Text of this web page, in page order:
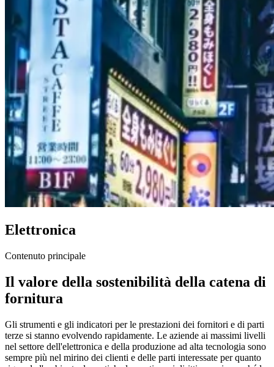
Elettronica
Contenuto principale
Il valore della sostenibilità della catena di
fornitura
Gli strumenti e gli indicatori per le prestazioni dei fornitori e di parti
terze si stanno evolvendo rapidamente. Le aziende ai massimi livelli
nel settore dell'elettronica e della produzione ad alta tecnologia sono
sempre più nel mirino dei clienti e delle parti interessate per quanto